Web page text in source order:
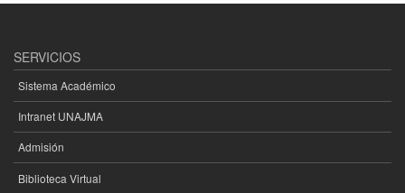
SERVICIOS
Sistema Académico
Intranet UNAJMA
Admisión
Biblioteca Virtual